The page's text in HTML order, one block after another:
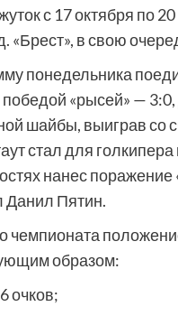
с 17 октября по
«Брест», в свою
понедельника
победой «рысей» —
шайбы, выиграв
стал для
нанес
Данил Пятин.
чемпионата
образом:
очков;